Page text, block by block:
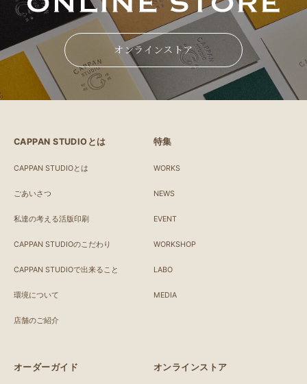
オンラインストア
CAPPAN STUDIOとは
CAPPAN STUDIOとは
ごあいさつ
私達の考える活版印刷
CAPPAN STUDIOのこだわり
CAPPAN STUDIOで出来ること
環境について
店舗のご紹介
特集
WORKS
NEWS
EVENT
WORKSHOP
LABO
MEDIA
オーダーガイド オンラインストア